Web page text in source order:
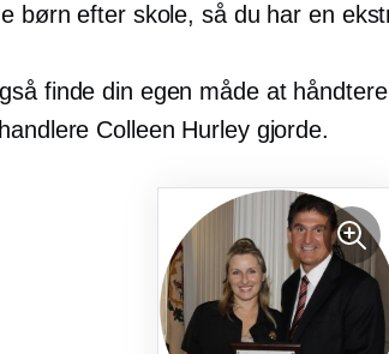
børn efter skole, så du har en
finde din egen måde at
Colleen Hurley gjorde.